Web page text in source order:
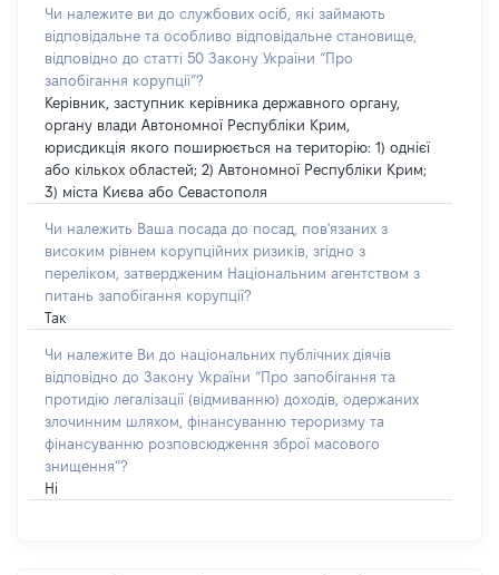
Чи належите ви до службових осіб, які займають
відповідальне та особливо відповідальне становище,
відповідно до статті 50 Закону України “Про
запобігання корупції”?
Керівник, заступник керівника державного органу,
органу влади Автономної Республіки Крим,
юрисдикція якого поширюється на територію: 1) однієї
або кількох областей; 2) Автономної Республіки Крим;
3) міста Києва або Севастополя
Чи належить Ваша посада до посад, пов'язаних з
високим рівнем корупційних ризиків, згідно з
переліком, затвердженим Національним агентством з
питань запобігання корупції?
Так
Чи належите Ви до національних публічних діячів
відповідно до Закону України “Про запобігання та
протидію легалізації (відмиванню) доходів, одержаних
злочинним шляхом, фінансуванню тероризму та
фінансуванню розповсюдження зброї масового
знищення”?
Ні